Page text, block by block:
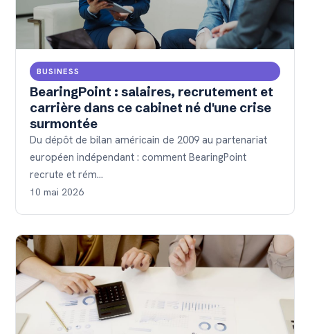
BUSINESS
BearingPoint : salaires, recrutement et
carrière dans ce cabinet né d'une crise
surmontée
Du dépôt de bilan américain de 2009 au partenariat
européen indépendant : comment BearingPoint
recrute et rém…
10 mai 2026